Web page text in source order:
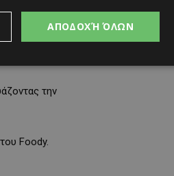
και αποκτάς
Pro. Είτε
η
την
Foody.
ΑΠΟΔΟΧΉ ΌΛΩΝ